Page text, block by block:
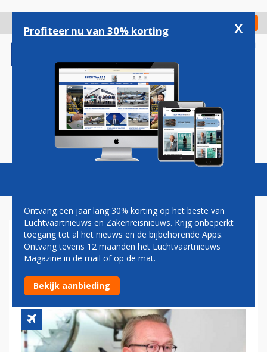
gaan
Check in
Magazine Podcasts Vacatures
TUI: CODE ORANJE VOOR
SPAANSE EILANDEN IS GROTE
KLAP
Profiteer nu van 30% korting x
Ontvang een jaar lang 30% korting op het beste van
Luchtvaartnieuws en Zakenreisnieuws. Krijg onbeperkt
toegang tot al het nieuws en de bijbehorende Apps.
Ontvang tevens 12 maanden het Luchtvaartnieuws
Magazine in de mail of op de mat.
Bekijk aanbieding